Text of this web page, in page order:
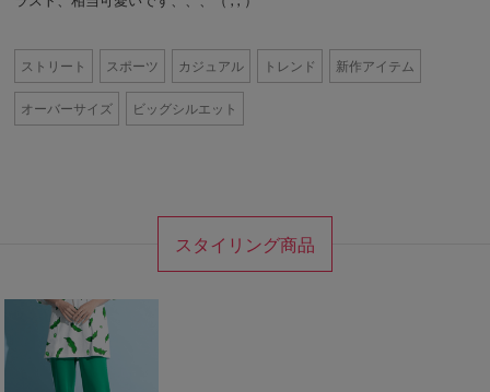
ストリート スポーツ カジュアル トレンド 新作アイテム
オーバーサイズ ビッグシルエット
スタイリング商品